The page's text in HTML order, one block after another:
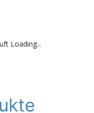
Loading...